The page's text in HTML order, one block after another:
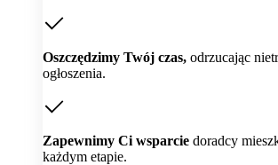
Oszczędzimy Twój czas, odrzucając
ogłoszenia.
Zapewnimy Ci wsparcie doradcy
każdym etapie.